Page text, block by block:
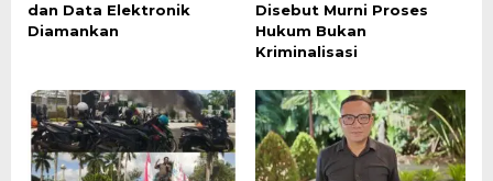
dan Data Elektronik
Diamankan
Disebut Murni Proses
Hukum Bukan
Kriminalisasi